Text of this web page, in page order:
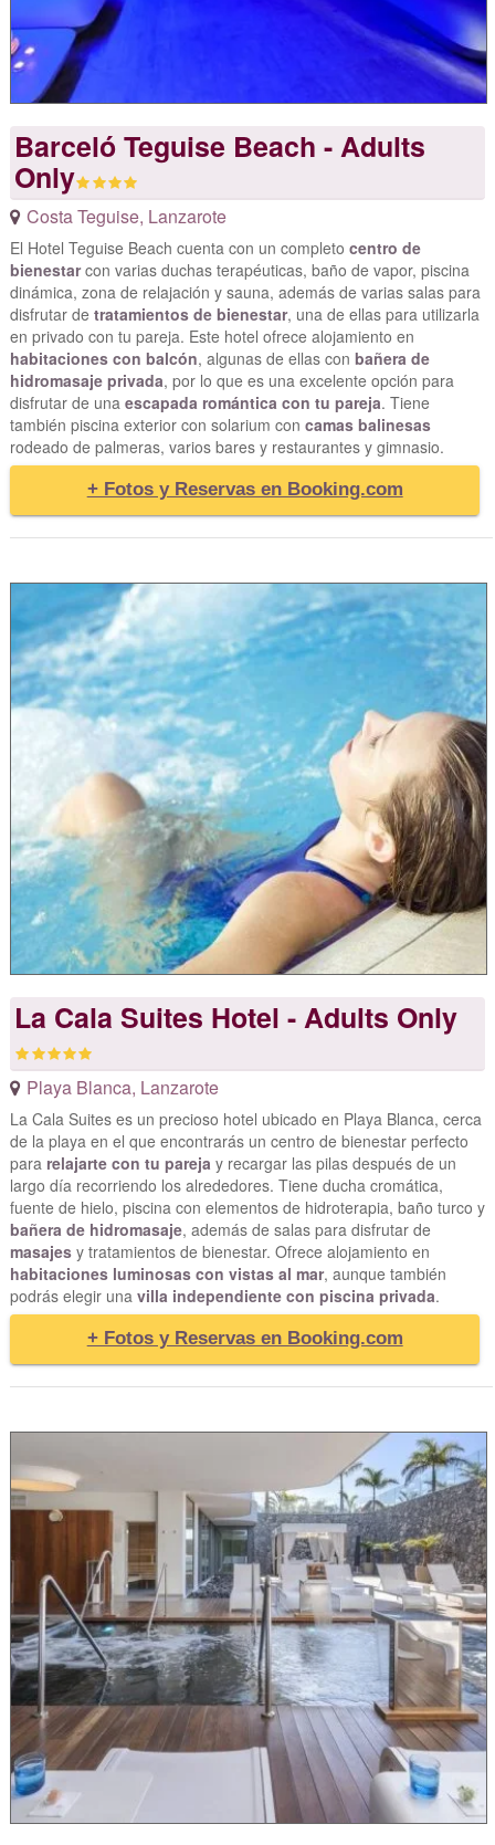
Barceló Teguise Beach - Adults
Only
Costa Teguise, Lanzarote
El Hotel Teguise Beach cuenta con un completo centro de
bienestarcon varias duchas terapéuticas, baño de vapor, piscina
dinámica, zona de relajación y sauna, además de varias salas para
disfrutar de tratamientos de bienestar, una de ellas para utilizarla
en privado con tu pareja. Este hotel ofrece alojamiento en
habitaciones con balcón, algunas de ellas con bañera de
hidromasaje privada, por lo que es una excelente opción para
disfrutar de una escapada romántica con tu pareja. Tiene
también piscina exterior con solarium con camas balinesas
rodeado de palmeras, varios bares y restaurantes y gimnasio.
+ Fotos y Reservas en Booking.com
La Cala Suites Hotel - Adults Only
Playa Blanca, Lanzarote
La Cala Suites es un precioso hotel ubicado en Playa Blanca, cerca
de la playa en el que encontrarás un centro de bienestar perfecto
para relajarte con tu pareja y recargar las pilas después de un
largo día recorriendo los alrededores. Tiene ducha cromática,
fuente de hielo, piscina con elementos de hidroterapia, baño turco y
bañera de hidromasaje, además de salas para disfrutar de
masajesy tratamientos de bienestar. Ofrece alojamiento en
habitaciones luminosas con vistas al mar, aunque también
podrás elegir una villa independiente con piscina privada.
+ Fotos y Reservas en Booking.com